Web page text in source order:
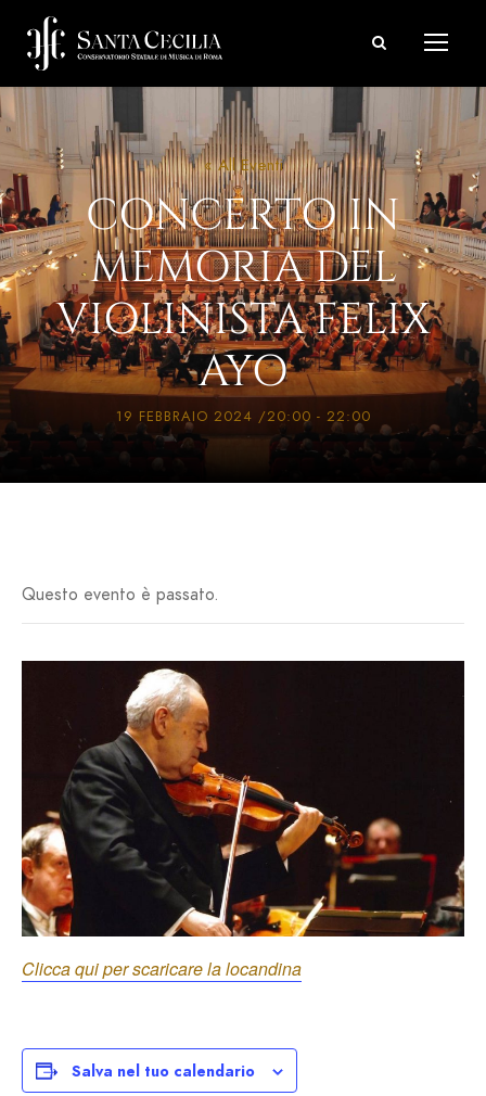
« All Eventi
CONCERTO IN
MEMORIA DEL
VIOLINISTA FELIX
AYO
19 FEBBRAIO 2024 /20:00 - 22:00
Questo evento è passato.
Clicca qui per scaricare la locandina
Salva nel tuo calendario